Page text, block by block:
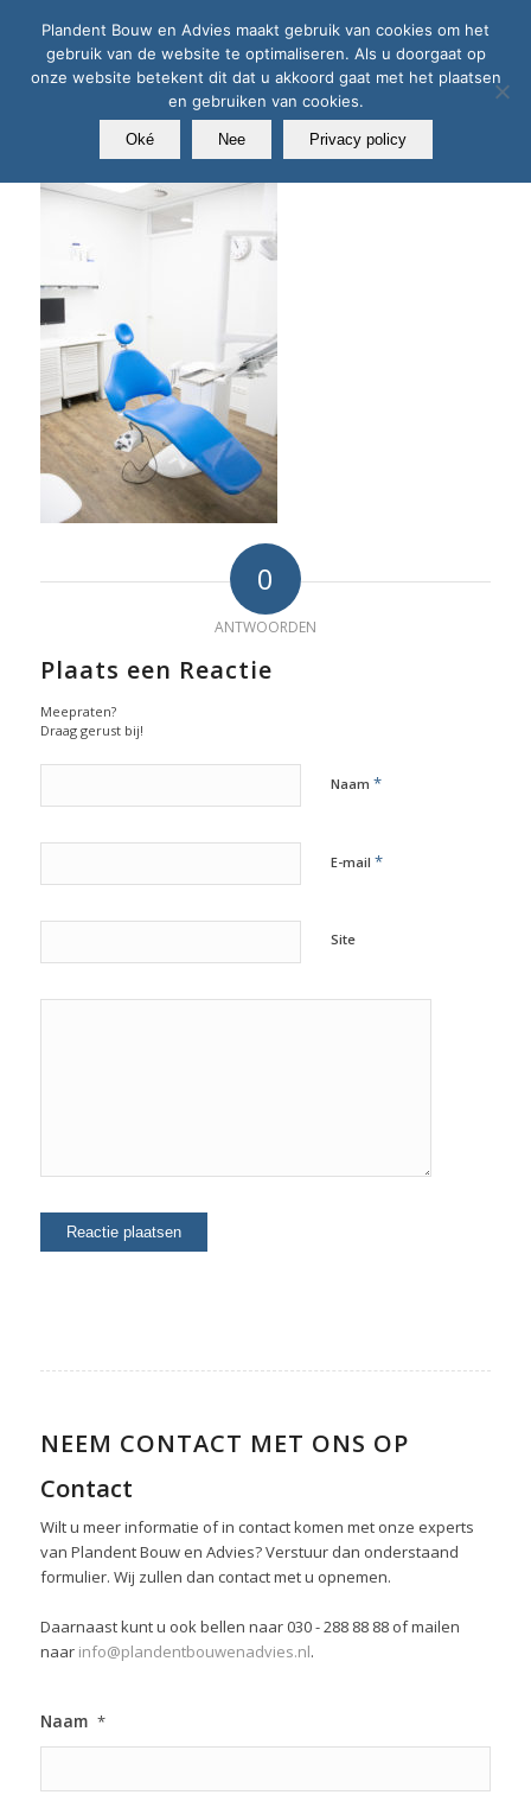
0
ANTWOORDEN
Plaats een Reactie
Meepraten?
Draag gerust bij!
Naam *
E-mail *
Site
NEEM CONTACT MET ONS OP
Contact
Wilt u meer informatie of in contact komen met onze experts
van Plandent Bouw en Advies? Verstuur dan onderstaand
formulier. Wij zullen dan contact met u opnemen.
Daarnaast kunt u ook bellen naar 030 - 288 88 88 of mailen
naar info@plandentbouwenadvies.nl.
Naam *
Plandent Bouw en Advies maakt gebruik van cookies om het
gebruik van de website te optimaliseren. Als u doorgaat op
onze website betekent dit dat u akkoord gaat met het plaatsen
en gebruiken van cookies.
Oké Nee Privacy policy